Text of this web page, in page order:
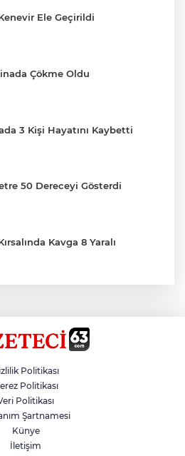
Ele Geçirildi
Çökme Oldu
3 Kişi Hayatını Kaybetti
50 Dereceyi Gösterdi
Kavga 8 Yaralı
Ulaşım Çalışması
Ağustos'ta Başlayacak
Politikası
Politikası
Politikası
Şartnamesi
Künye
İletişim